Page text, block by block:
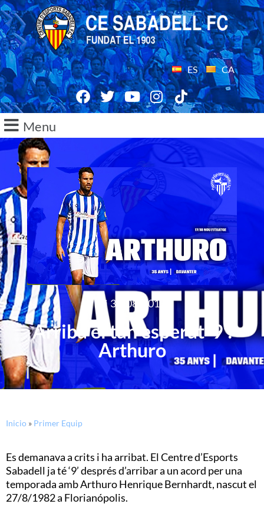
ES CA
Menu
31/08/2017
Arriba el tan esperat ‘9’:
Arthuro
Inicio » Primer Equip
Es demanava a crits i ha arribat. El Centre d’Esports
Sabadell ja té ‘9’ després d’arribar a un acord per una
temporada amb Arthuro Henrique Bernhardt, nascut el
27/8/1982 a Florianópolis.